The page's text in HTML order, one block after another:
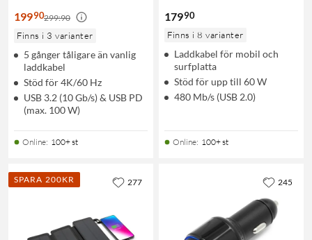
19990299:90
Finns i 3 varianter
5 gånger tåligare än vanlig
laddkabel
Stöd för 4K/60 Hz
USB 3.2 (10 Gb/s) & USB PD
(max. 100 W)
Online: 100+ st
17990
Finns i 8 varianter
Laddkabel för mobil och
surfplatta
Stöd för upp till 60 W
480 Mb/s (USB 2.0)
Online: 100+ st
SPARA 200KR 277 245